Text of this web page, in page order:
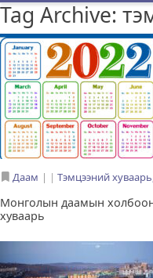
Tag Archive:
Даам | Тэмцээний
Монголын даамын
хуваарь